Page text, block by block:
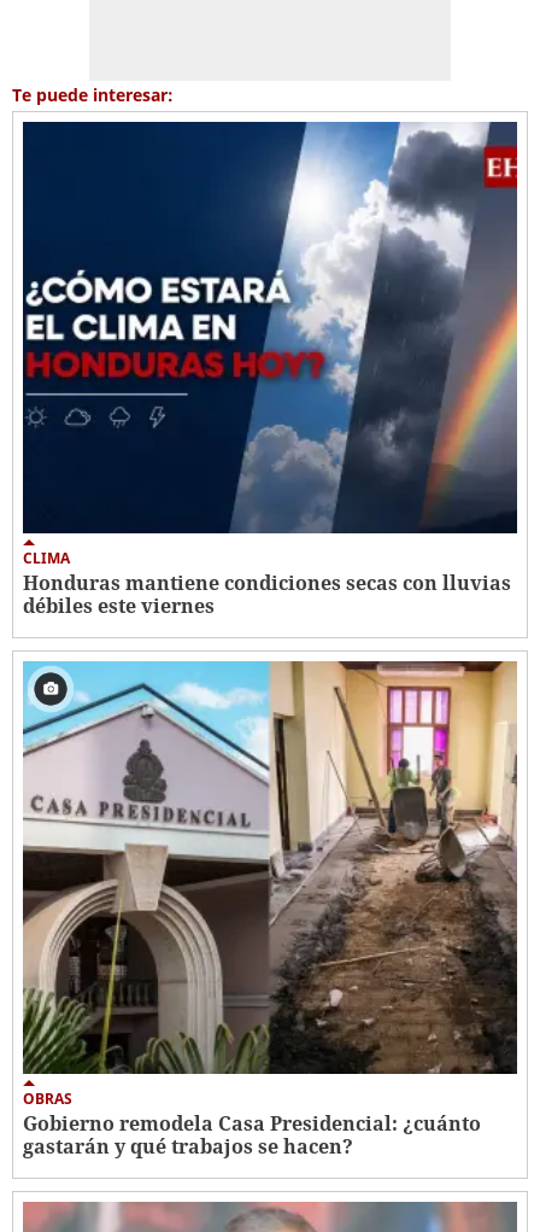
Te puede interesar:
CLIMA
Honduras mantiene condiciones secas con lluvias
débiles este viernes
OBRAS
Gobierno remodela Casa Presidencial: ¿cuánto
gastarán y qué trabajos se hacen?